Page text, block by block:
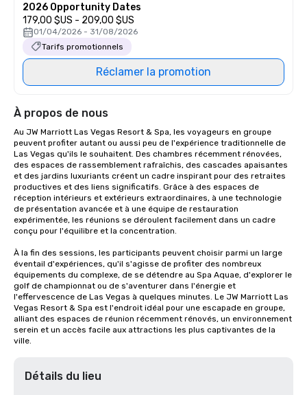
2026 Opportunity Dates
179,00 $US - 209,00 $US
01/04/2026 - 31/08/2026
Tarifs promotionnels
Réclamer la promotion
À propos de nous
Au JW Marriott Las Vegas Resort & Spa, les voyageurs en groupe
peuvent profiter autant ou aussi peu de l'expérience traditionnelle de
Las Vegas qu'ils le souhaitent. Des chambres récemment rénovées,
des espaces de rassemblement rafraîchis, des cascades apaisantes
et des jardins luxuriants créent un cadre inspirant pour des retraites
productives et des liens significatifs. Grâce à des espaces de
réception intérieurs et extérieurs extraordinaires, à une technologie
de présentation avancée et à une équipe de restauration
expérimentée, les réunions se déroulent facilement dans un cadre
conçu pour l'équilibre et la concentration.
À la fin des sessions, les participants peuvent choisir parmi un large
éventail d'expériences, qu'il s'agisse de profiter des nombreux
équipements du complexe, de se détendre au Spa Aquae, d'explorer le
golf de championnat ou de s'aventurer dans l'énergie et
l'effervescence de Las Vegas à quelques minutes. Le JW Marriott Las
Vegas Resort & Spa est l'endroit idéal pour une escapade en groupe,
alliant des espaces de réunion récemment rénovés, un environnement
serein et un accès facile aux attractions les plus captivantes de la
ville.
Détails du lieu